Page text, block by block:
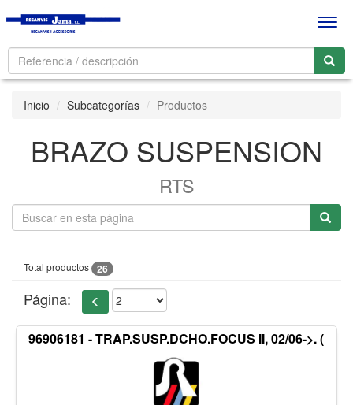
Inicio Subcategorías Productos
BRAZO SUSPENSION
RTS
Total productos 26
Página:
96906181 - TRAP.SUSP.DCHO.FOCUS II, 02/06->. (